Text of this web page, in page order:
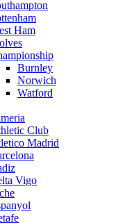
Ham
Burnley
Norwich
Watford
Club
Madrid
Vigo